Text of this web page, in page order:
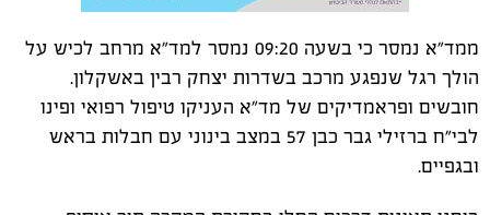
ממד"א נמסר כי בשעה 09:20 נמסר למד"א מרחב לכיש על
הולך רגל שנפגע מרכב בשדרות יצחק רבין באשקלון.
חובשים ופראמדיקים של מד"א העניקו טיפול רפואי ופינו
לבי"ח ברזילי גבר כבן 57 במצב בינוני עם חבלות בראש
ובגפיים.